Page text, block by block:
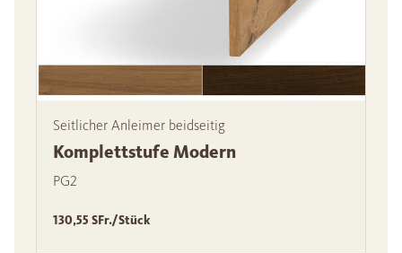
Seitlicher Anleimer beidseitig
Komplettstufe Modern
PG2
130,55 SFr./Stück